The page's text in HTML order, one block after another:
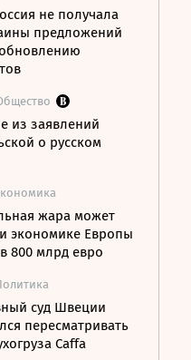
не получала
предложений
из заявлений
о русском
жара может
экономике Европы
800 млрд евро
суд Швеции
пересматривать
Caffa